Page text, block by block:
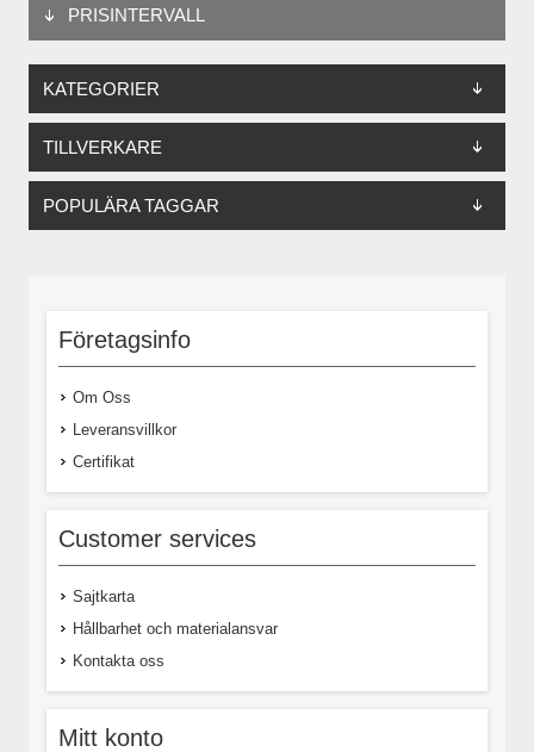
PRISINTERVALL
KATEGORIER
TILLVERKARE
POPULÄRA TAGGAR
Företagsinfo
Om Oss
Leveransvillkor
Certifikat
Customer services
Sajtkarta
Hållbarhet och materialansvar
Kontakta oss
Mitt konto